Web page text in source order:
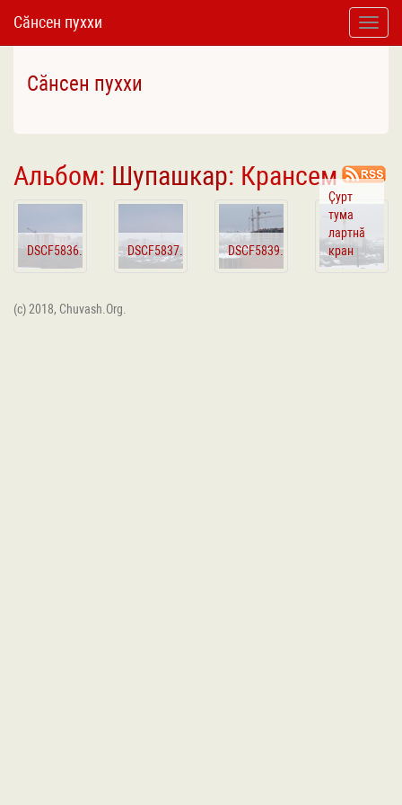
Toggle
Сӑнсен пуххи
Сӑнсен пуххи
Альбом: Шупашкар: Крансем
DSCF5836.JPG DSCF5837.JPG DSCF5839.JPG
Ҫурт
тума
лартнӑ
кран
(c) 2018, Chuvash.Org.